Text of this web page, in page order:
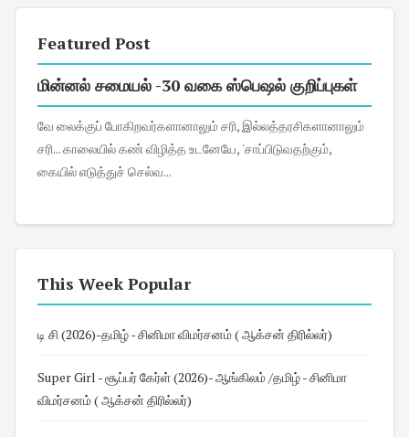
Featured Post
மின்னல் சமையல் -30 வகை ஸ்பெஷல் குறிப்புகள்
வே லைக்குப் போகிறவர்களானாலும் சரி, இல்லத்தரசிகளானாலும்
சரி... காலையில் கண் விழித்த உடனேயே, 'சாப்பிடுவதற்கும்,
கையில் எடுத்துச் செல்வ...
This Week Popular
டி சி (2026)-தமிழ் - சினிமா விமர்சனம் ( ஆக்சன் திரில்லர்)
Super Girl - சூப்பர் கேர்ள் (2026)- ஆங்கிலம் /தமிழ் - சினிமா
விமர்சனம் ( ஆக்சன் திரில்லர்)